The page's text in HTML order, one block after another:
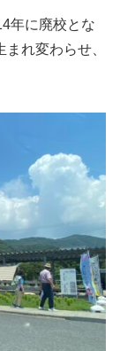
年に廃校とな
れ変わらせ、